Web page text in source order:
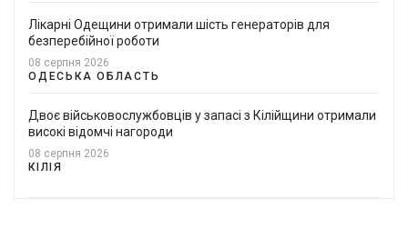
Лікарні Одещини отримали шість генераторів для
безперебійної роботи
08 серпня 2026
ОДЕСЬКА ОБЛАСТЬ
Двоє військовослужбовців у запасі з Кілійщини отримали
високі відомчі нагороди
08 серпня 2026
КІЛІЯ